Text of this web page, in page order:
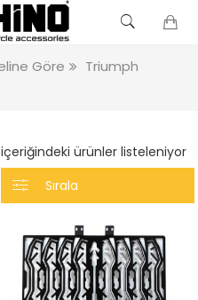
Göre
Triumph
ürünler listeleniyor
Sırala